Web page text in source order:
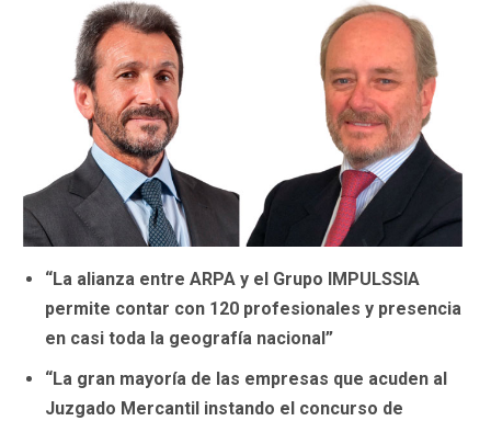
“La alianza entre ARPA y el Grupo IMPULSSIA
permite contar con 120 profesionales y presencia
en casi toda la geografía nacional”
“La gran mayoría de las empresas que acuden al
Juzgado Mercantil instando el concurso de